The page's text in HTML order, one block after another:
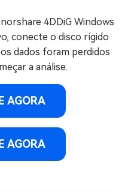
4DDiG Windows
conecte o disco rígido
dados foram perdidos
a análise.
AGORA
AGORA